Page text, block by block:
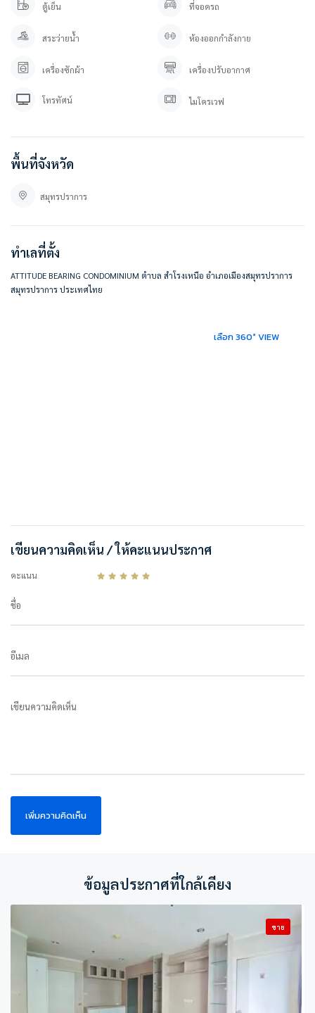
สนใจติดต่อสอบถาม / นัดดู เข้ามาได้เลยค่ะ
คุณปลา 0 8 0 – 9 8 9 9 5 9 5
ลิ้งค์แอดไลน์ : https://lin.ee/YfpvBtC
บริการรับฝากขาย/เช่า บ้าน คอนโด
แอททิจูด แบริ่ง คอนโดมิเนียม
https://maps.app.goo.gl/oRFQgZ8hVJZkHie9A
#BESTHOMECONDO
ตู้เย็น ที่จอดรถ
สระว่ายน้ำ ห้องออกกำลังกาย
เครื่องซักผ้า เครื่องปรับอากาศ
โทรทัศน์ ไมโครเวฟ
พื้นที่จังหวัด
สมุทรปราการ
ทำเลที่ตั้ง
ATTITUDE BEARING CONDOMINIUM ตำบล สำโรงเหนือ อำเภอเมืองสมุทรปราการ
สมุทรปราการ ประเทศไทย
เลือก 360° VIEW
เขียนความคิดเห็น / ให้คะแนนประกาศ
คะแนน
ชื่อ
อีเมล
เขียนความคิดเห็น
ข้อมูลประกาศที่ใกล้เคียง
ขาย